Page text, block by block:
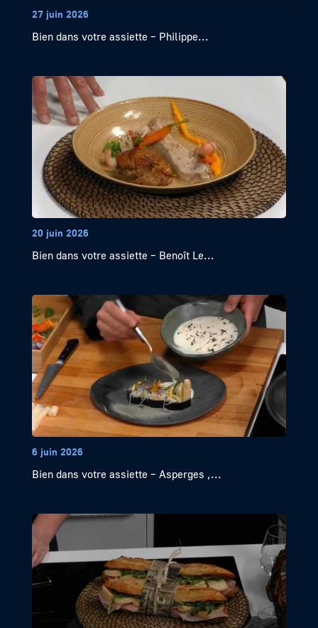
27 juin 2026
Bien dans votre assiette – Philippe...
20 juin 2026
Bien dans votre assiette – Benoît Le...
6 juin 2026
Bien dans votre assiette – Asperges ,...